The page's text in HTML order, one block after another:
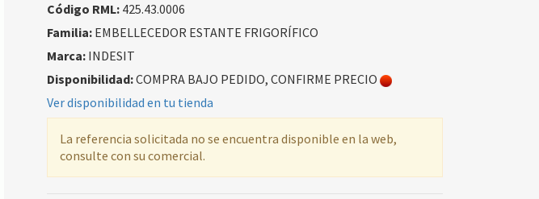
Código RML:425.43.0006
Familia:EMBELLECEDOR ESTANTE FRIGORÍFICO
Marca:INDESIT
Disponibilidad:COMPRA BAJO PEDIDO, CONFIRME PRECIO
Ver disponibilidad en tu tienda
La referencia solicitada no se encuentra disponible en la web,
consulte con su comercial.